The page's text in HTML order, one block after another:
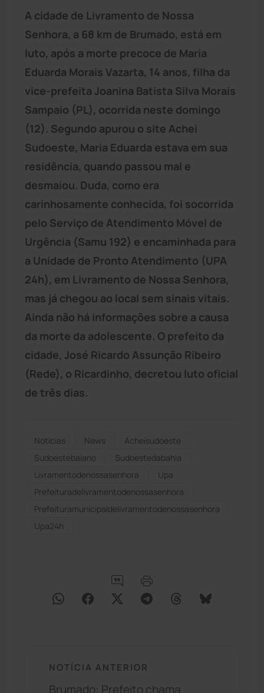
A cidade de Livramento de Nossa
Senhora, a 68 km de Brumado, está em
luto, após a morte precoce de Maria
Eduarda Morais Vazarta, 14 anos, filha da
vice-prefeita Joanina Batista Silva Morais
Sampaio (PL), ocorrida neste domingo
(12). Segundo apurou o site Achei
Sudoeste, Maria Eduarda estava em sua
residência, quando passou mal e
desmaiou. Duda, como era
carinhosamente conhecida, foi socorrida
pelo Serviço de Atendimento Móvel de
Urgência (Samu 192) e encaminhada para
a Unidade de Pronto Atendimento (UPA
24h), em Livramento de Nossa Senhora,
mas já chegou ao local sem sinais vitais.
Ainda não há informações sobre a causa
da morte da adolescente. O prefeito da
cidade, José Ricardo Assunção Ribeiro
(Rede), o Ricardinho, decretou luto oficial
de três dias.
Notícias News
Acheisudoeste
Sudoestebaiano
Sudoestedabahia
Livramentodenossasenhora
Upa
Prefeituradelivramentodenossasenhora
Prefeituramunicipaldelivramentodenossasenhora
Upa24h
NOTÍCIA ANTERIOR
Brumado: Prefeito chama